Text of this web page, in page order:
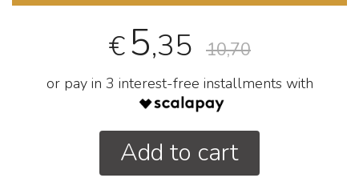
€5,35 10,70
or pay in 3 interest-free installments with
Add to cart